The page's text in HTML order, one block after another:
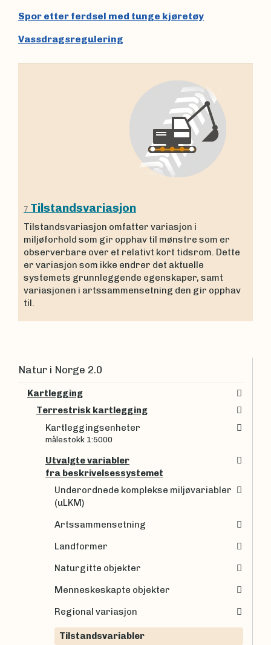
Spor etter ferdsel med tunge kjøretøy
Vassdragsregulering
7 Tilstandsvariasjon
Tilstandsvariasjon omfatter variasjon i
miljøforhold som gir opphav til mønstre som er
observerbare over et relativt kort tidsrom. Dette
er variasjon som ikke endrer det aktuelle
systemets grunnleggende egenskaper, samt
variasjonen i artssammensetning den gir opphav
til.
Natur i Norge 2.0
Kartlegging
Terrestrisk kartlegging
Kartleggingsenheter
målestokk 1:5000
Utvalgte variabler
fra beskrivelsessystemet
Underordnede komplekse miljøvariabler
(uLKM)
Artssammensetning
Landformer
Naturgitte objekter
Menneskeskapte objekter
Regional variasjon
Tilstandsvariabler